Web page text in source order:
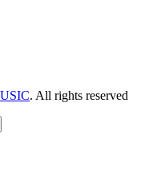
. All rights reserved